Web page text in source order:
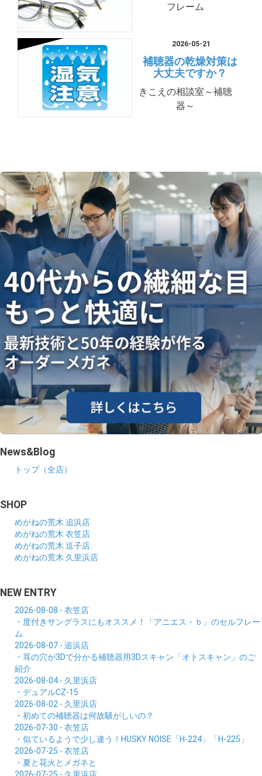
フレーム
2026-05-21
補聴器の乾燥対策は
大丈夫ですか？
きこえの相談室～補聴
器～
News&Blog
トップ（全店）
SHOP
めがねの荒木 追浜店
めがねの荒木 衣笠店
めがねの荒木 逗子店
めがねの荒木 久里浜店
NEW ENTRY
2026-08-08 - 衣笠店
・度付きサングラスにもオススメ！「アニエス・ｂ」のセルフレー
ム
2026-08-07 - 追浜店
・耳の穴が3Dで分かる補聴器用3Dスキャン「オトスキャン」のご
紹介
2026-08-04 - 久里浜店
・デュアルCZ-15
2026-08-02 - 久里浜店
・初めての補聴器は何故騒がしいの？
2026-07-30 - 衣笠店
・似ているようで少し違う！HUSKY NOISE「H-224」「H-225」
2026-07-25 - 衣笠店
・夏と花火とメガネと